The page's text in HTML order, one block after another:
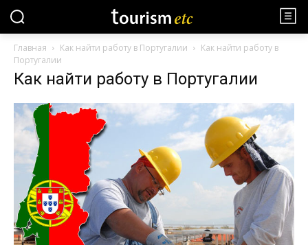
Главная Как найти работу в Португалии
Как найти работу в
Португалии
Как найти работу в Португалии